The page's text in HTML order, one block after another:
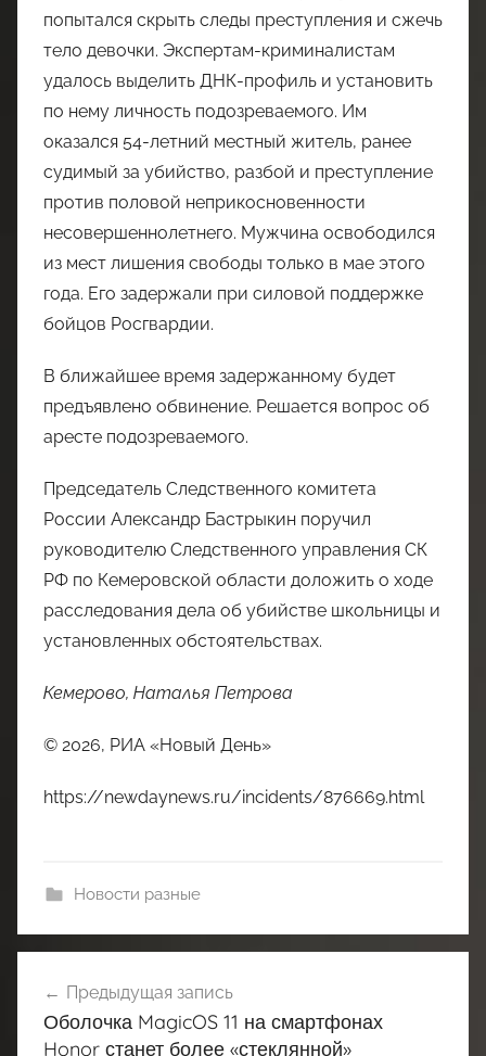
попытался скрыть следы преступления и сжечь
тело девочки. Экспертам-криминалистам
удалось выделить ДНК-профиль и установить
по нему личность подозреваемого. Им
оказался 54-летний местный житель, ранее
судимый за убийство, разбой и преступление
против половой неприкосновенности
несовершеннолетнего. Мужчина освободился
из мест лишения свободы только в мае этого
года. Его задержали при силовой поддержке
бойцов Росгвардии.
В ближайшее время задержанному будет
предъявлено обвинение. Решается вопрос об
аресте подозреваемого.
Председатель Следственного комитета
России Александр Бастрыкин поручил
руководителю Следственного управления СК
РФ по Кемеровской области доложить о ходе
расследования дела об убийстве школьницы и
установленных обстоятельствах.
Кемерово, Наталья Петрова
© 2026, РИА «Новый День»
https://newdaynews.ru/incidents/876669.html
Новости разные
по
записям
Предыдущая запись
Оболочка MagicOS 11 на смартфонах
Honor станет более «стеклянной»